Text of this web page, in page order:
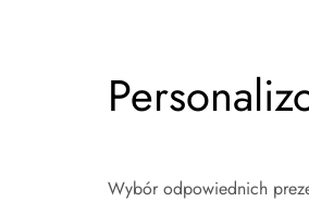
Wybór odpowiednich